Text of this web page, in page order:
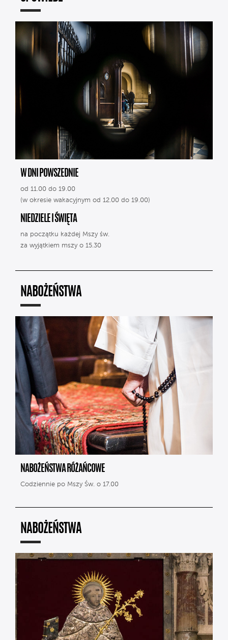
W DNI POWSZEDNIE
od 11.00 do 19.00
(w okresie wakacyjnym od 12.00 do 19.00)
NIEDZIELE I ŚWIĘTA
na początku każdej Mszy św.
za wyjątkiem mszy o 15.30
NABOŻEŃSTWA
NABOŻEŃSTWA RÓŻAŃCOWE
Codziennie po Mszy Św. o 17.00
NABOŻEŃSTWA